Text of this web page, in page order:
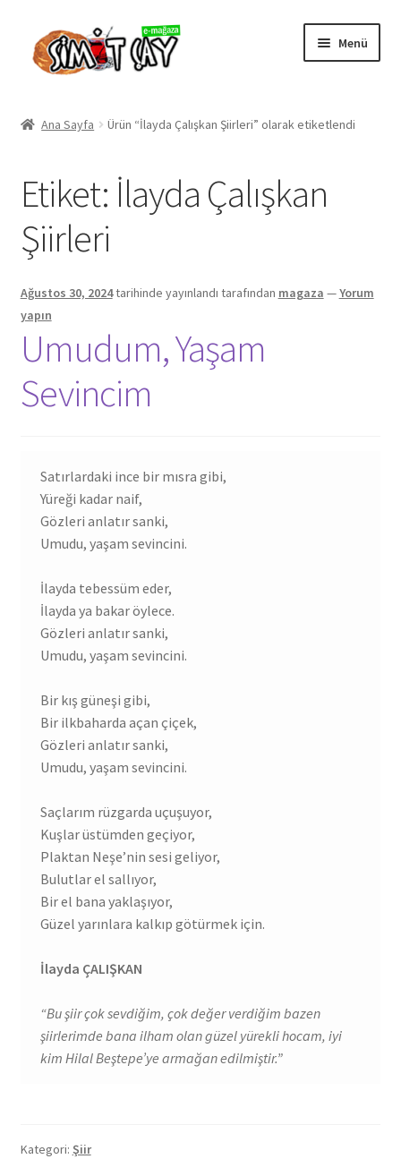
Dolaşıma
geç
İçeriğe
geç
Menü
Hakkımızda
Hesabım
Mağaza
Ödeme
Sepet
İade ve Geri Ödeme
Ana Sayfa Ürün “İlayda Çalışkan Şiirleri” olarak etiketlendi
Etiket: İlayda Çalışkan
Şiirleri
Ağustos 30, 2024tarihinde yayınlandı tarafından magaza —Yorum
yapın
Umudum, Yaşam
Sevincim
Satırlardaki ince bir mısra gibi,
Yüreği kadar naif,
Gözleri anlatır sanki,
Umudu, yaşam sevincini.
İlayda tebessüm eder,
İlayda ya bakar öylece.
Gözleri anlatır sanki,
Umudu, yaşam sevincini.
Bir kış güneşi gibi,
Bir ilkbaharda açan çiçek,
Gözleri anlatır sanki,
Umudu, yaşam sevincini.
Saçlarım rüzgarda uçuşuyor,
Kuşlar üstümden geçiyor,
Plaktan Neşe’nin sesi geliyor,
Bulutlar el sallıyor,
Bir el bana yaklaşıyor,
Güzel yarınlara kalkıp götürmek için.
İlayda ÇALIŞKAN
“Bu şiir çok sevdiğim, çok değer verdiğim bazen
şiirlerimde bana ilham olan güzel yürekli hocam, iyi
kim Hilal Beştepe’ye armağan edilmiştir.”
Kategori: Şiir